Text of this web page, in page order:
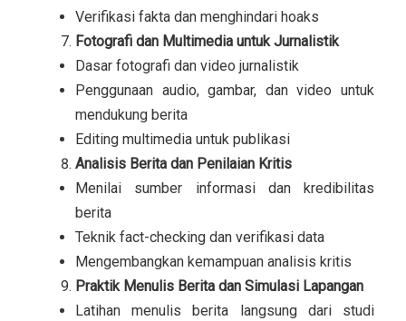
Verifikasi fakta dan menghindari hoaks
Fotografi dan Multimedia untuk Jurnalistik
Dasar fotografi dan video jurnalistik
Penggunaan audio, gambar, dan video untuk
mendukung berita
Editing multimedia untuk publikasi
Analisis Berita dan Penilaian Kritis
Menilai sumber informasi dan kredibilitas
berita
Teknik fact-checking dan verifikasi data
Mengembangkan kemampuan analisis kritis
Praktik Menulis Berita dan Simulasi Lapangan
Latihan menulis berita langsung dari studi